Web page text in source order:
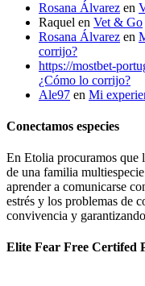
Rosana Álvarez en
Raquel en Vet & Go
Rosana Álvarez en
corrijo?
https://mostbet-
¿Cómo lo corrijo?
Ale97 en Mi
Conectamos especies
En Etolia procuramos que
de una familia
aprender a comunicarse
estrés y los problemas de
convivencia y
Elite Fear Free Certifed